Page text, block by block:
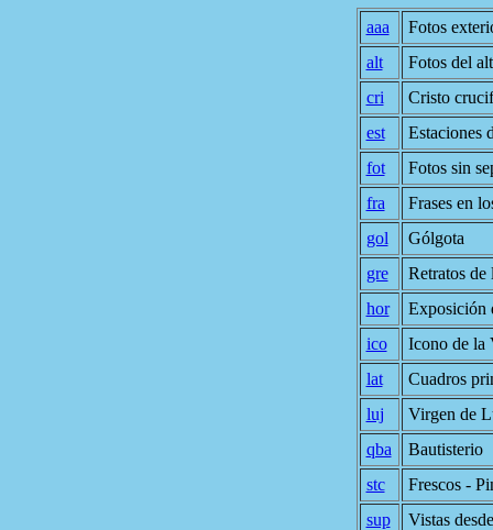
aaa
Fotos
alt
Fotos del
cri
Cristo
est
Estaciones
fot
Fotos sin
fra
Frases en
gol
Gólgota
gre
Retratos de
hor
Exposición
ico
Icono de la
lat
Cuadros
luj
Virgen de
qba
Bautisterio
stc
Frescos -
sup
Vistas